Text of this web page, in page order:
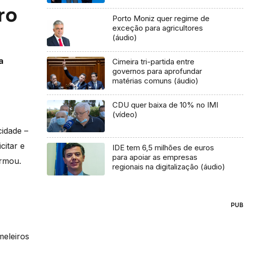
–
e
Porto Moniz quer regime de
exceção para agricultores
(áudio)
Cimeira tri-partida entre
governos para aprofundar
matérias comuns (áudio)
CDU quer baixa de 10% no IMI
(vídeo)
IDE tem 6,5 milhões de euros
para apoiar as empresas
regionais na digitalização (áudio)
PUB